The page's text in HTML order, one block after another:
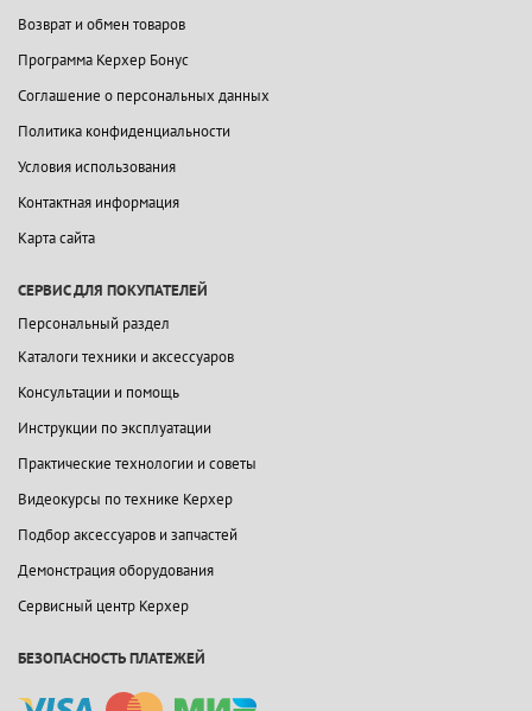
Возврат и обмен товаров
Программа Керхер Бонус
Соглашение о персональных данных
Политика конфиденциальности
Условия использования
Контактная информация
Карта сайта
СЕРВИС ДЛЯ ПОКУПАТЕЛЕЙ
Персональный раздел
Каталоги техники и аксессуаров
Консультации и помощь
Инструкции по эксплуатации
Практические технологии и советы
Видеокурсы по технике Керхер
Подбор аксессуаров и запчастей
Демонстрация оборудования
Сервисный центр Керхер
БЕЗОПАСНОСТЬ ПЛАТЕЖЕЙ